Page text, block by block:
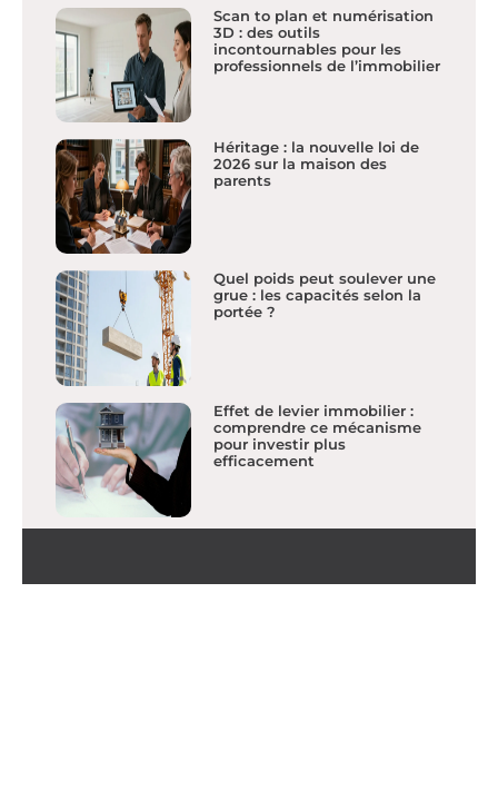
Scan to plan et numérisation
3D : des outils
incontournables pour les
professionnels de l’immobilier
Héritage : la nouvelle loi de
2026 sur la maison des
parents
Quel poids peut soulever une
grue : les capacités selon la
portée ?
Effet de levier immobilier :
comprendre ce mécanisme
pour investir plus
efficacement